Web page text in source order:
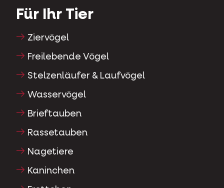
Für Ihr Tier
Ziervögel
Freilebende Vögel
Stelzenläufer & Laufvögel
Wasservögel
Brieftauben
Rassetauben
Nagetiere
Kaninchen